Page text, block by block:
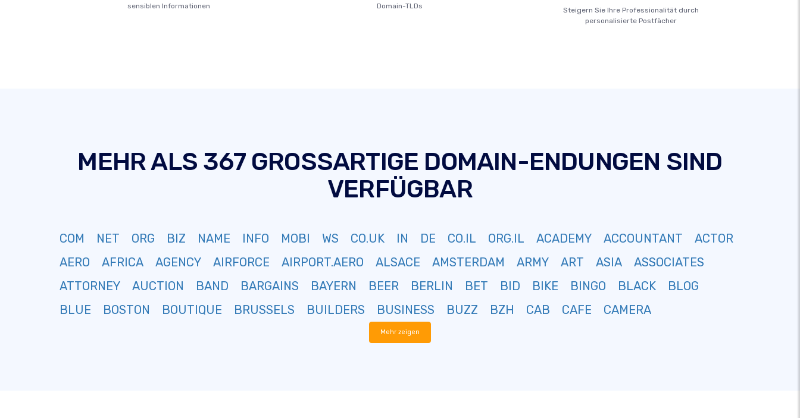
sensiblen Informationen
Domain-TLDs
Steigern Sie Ihre Professionalität durch
personalisierte Postfächer
MEHR ALS 367 GROSSARTIGE DOMAIN-ENDUNGEN SIND
VERFÜGBAR
COM NET ORG BIZ NAME INFO MOBI WS CO.UK IN DE CO.IL ORG.IL ACADEMY ACCOUNTANT
ACTOR
AERO
AFRICA AGENCY AIRFORCE AIRPORT.AERO ALSACE AMSTERDAM ARMY ART ASIA
ASSOCIATES
ATTORNEY
AUCTION BAND BARGAINS BAYERN BEER BERLIN BET BID BIKE BINGO BLACK
BLOG
BLUE
BOSTON BOUTIQUE BRUSSELS BUILDERS BUSINESS BUZZ BZH CAB CAFE CAMERA
Mehr zeigen